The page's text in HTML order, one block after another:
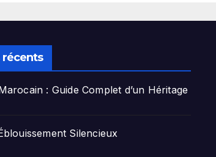
: Guide Complet d’un Héritage
Silencieux